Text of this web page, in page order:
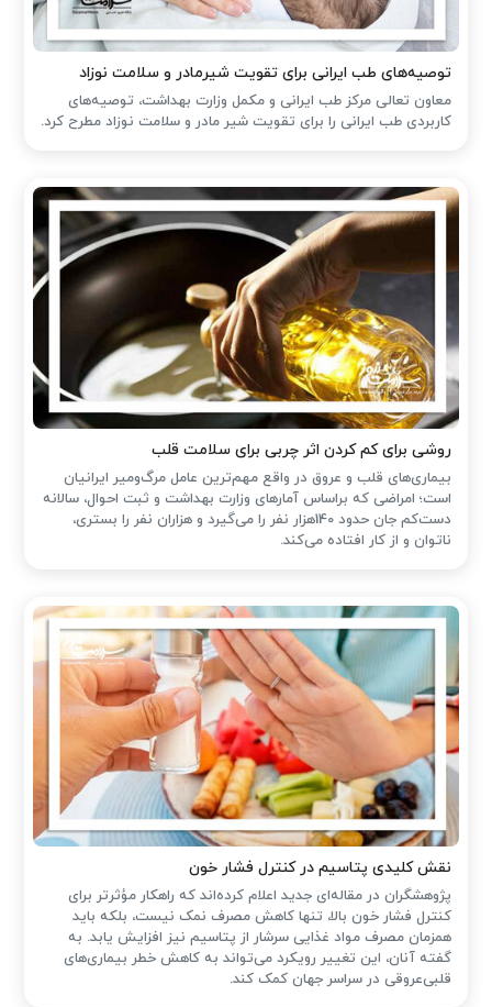
توصیه‌های طب ایرانی برای تقویت شیرمادر و سلامت نوزاد
معاون تعالی مرکز طب ایرانی و مکمل وزارت بهداشت، توصیه‌های
کاربردی طب ایرانی را برای تقویت شیر مادر و سلامت نوزاد مطرح کرد.
روشی برای کم کردن اثر چربی برای سلامت قلب
بیماری‌های قلب و عروق در واقع مهم‌ترین عامل مرگ‌ومیر ایرانیان
است؛ امراضی که براساس آمارهای وزارت بهداشت و ثبت احوال، سالانه
دست‌کم جان حدود 140هزار نفر را می‌گیرد و هزاران نفر را بستری،
ناتوان و از کار افتاده می‌کند.
نقش کلیدی پتاسیم در کنترل فشار خون
پژوهشگران در مقاله‌ای جدید اعلام کرده‌اند که راهکار مؤثرتر برای
کنترل فشار خون بالا، تنها کاهش مصرف نمک نیست، بلکه باید
همزمان مصرف مواد غذایی سرشار از پتاسیم نیز افزایش یابد. به
گفته آنان، این تغییر رویکرد می‌تواند به کاهش خطر بیماری‌های
قلبی‌عروقی در سراسر جهان کمک کند.